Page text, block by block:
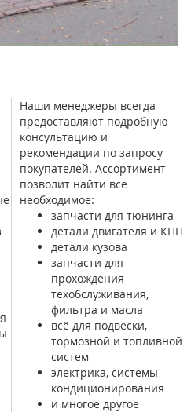
Наши менеджеры всегда
предоставляют подробную
консультацию и
рекомендации по запросу
покупателей. Ассортимент
позволит найти все
необходимое:
запчасти для тюнинга
детали двигателя и КПП
детали кузова
запчасти для
прохождения
техобслуживания,
фильтра и масла
всё для подвески,
тормозной и топливной
систем
электрика, системы
кондиционирования
и многое другое